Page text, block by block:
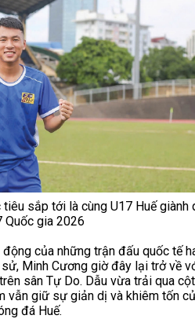
sắp tới là cùng U17 Huế giành
Quốc gia 2026
của những trận đấu quốc tế
Minh Cương giờ đây lại trở về
sân Tự Do. Dẫu vừa trải qua
vẫn giữ sự giản dị và khiêm tốn
đá Huế.